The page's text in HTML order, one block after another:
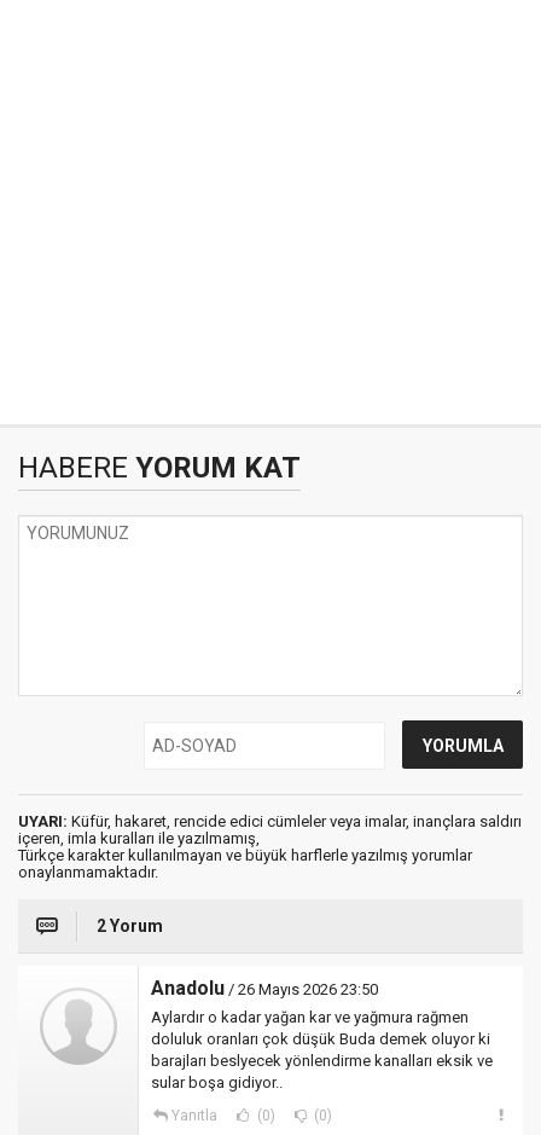
HABERE YORUM KAT
UYARI: Küfür, hakaret, rencide edici cümleler veya imalar, inançlara saldırı
içeren, imla kuralları ile yazılmamış,
Türkçe karakter kullanılmayan ve büyük harflerle yazılmış yorumlar
onaylanmamaktadır.
2 Yorum
Anadolu / 26 Mayıs 2026 23:50
Aylardır o kadar yağan kar ve yağmura rağmen
doluluk oranları çok düşük Buda demek oluyor ki
barajları beslyecek yönlendirme kanalları eksik ve
sular boşa gidiyor..
Yanıtla (0) (0)